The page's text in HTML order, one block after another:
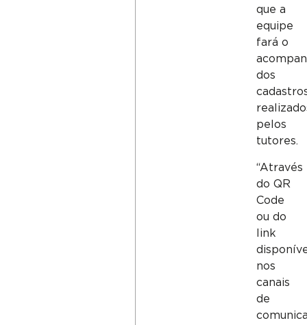
que a
equipe
fará o
dos
pelos
tutores.
“Através
do QR
Code
ou do
link
nos
canais
de